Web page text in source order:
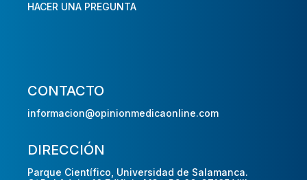
HACER UNA PREGUNTA
CONTACTO
informacion@opinionmedicaonline.com
DIRECCIÓN
Parque Científico, Universidad de Salamanca.